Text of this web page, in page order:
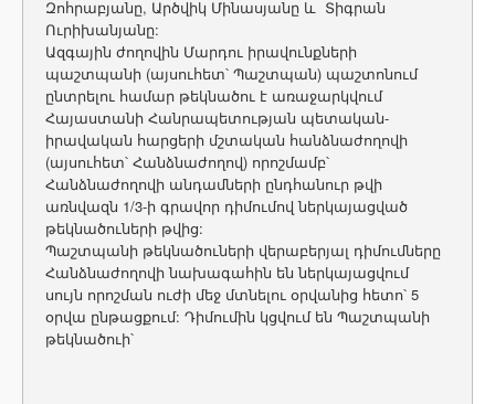
Զոհրաբյանը, Արծվիկ Մինասյանը և Տիգրան
Ուրիխանյանը:
Ազգային ժողովին Մարդու իրավունքների
պաշտպանի (այսուհետ՝ Պաշտպան) պաշտոնում
ընտրելու համար թեկնածու է առաջարկվում
Հայաստանի Հանրապետության պետական-
իրավական հարցերի մշտական հանձնաժողովի
(այսուհետ՝ Հանձնաժողով) որոշմամբ՝
Հանձնաժողովի անդամների ընդհանուր թվի
առնվազն 1/3-ի գրավոր դիմումով ներկայացված
թեկնածուների թվից:
Պաշտպանի թեկնածուների վերաբերյալ դիմումները
Հանձնաժողովի նախագահին են ներկայացվում
սույն որոշման ուժի մեջ մտնելու օրվանից հետո՝ 5
օրվա ընթացքում: Դիմումին կցվում են Պաշտպանի
թեկնածուի՝